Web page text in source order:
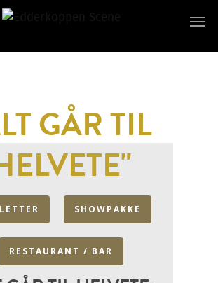
GÅR TIL
SHOWPAKKE
RESTAURANT / BAR